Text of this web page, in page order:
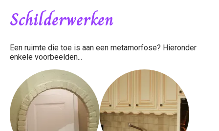
Schilderwerken
Een ruimte die toe is aan een metamorfose? Hieronder
enkele voorbeelden...